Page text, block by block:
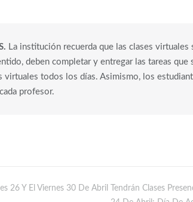
La institución recuerda que las clases
deben completar y entregar las tareas
virtuales todos los días. Asimismo, los
profesor.
26 Y El Viernes 30 De Abril Tendrán Clases